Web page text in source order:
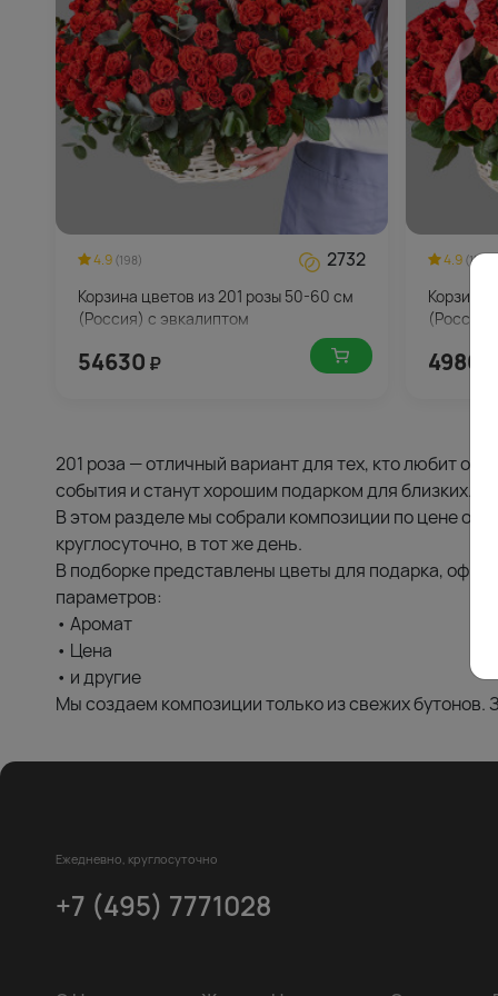
4.9 (198) 2732
Корзина цветов из 201 розы 50-60 см
(Россия) с эвкалиптом
54630 ₽
4.9 (155)
Корзина
(Россия)
49800
201 роза — отличный вариант для тех, кто любит
события и станут хорошим подарком для близких.
В этом разделе мы собрали композиции по цене от
круглосуточно, в тот же день.
В подборке представлены цветы для подарка,
параметров:
• Аромат
• Цена
• и другие
Мы создаем композиции только из свежих бутонов.
Ежедневно, круглосуточно
+7 (495) 7771028